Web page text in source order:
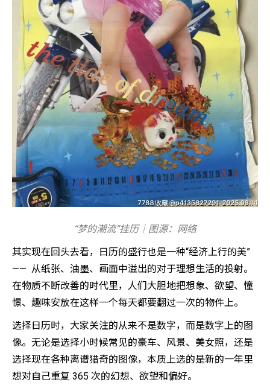
“梦的潮流”挂历｜图源：网络
其实现在回头去看，日历的盛行也是一种“经济上行的美”
—— 从纸张、油墨、画面中溢出的对于理想生活的投射。
在物质不断改善的时代里，人们大胆地把想象、欲望、憧
憬、趣味安放在这样一个每天都要翻过一次的物件上。
选择日历时，大家关注的从来不是数字，而是数字上的图
像。无论是选择小时候常见的豪车、风景、美女照，还是
选择现在各种离谱猎奇的图像，本质上选的是新的一年里
想对自己重复 365 次的幻想、欲望和偏好。